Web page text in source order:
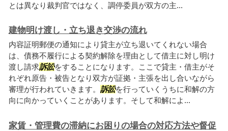
とは異なり裁判官ではなく、調停委員が双方の主...
建物明け渡し・立ち退き交渉の流れ
内容証明郵便の通知により貸主が立ち退いてくれない場合
は、債務不履行による契約解除を理由として借主に対し明け
渡し請求訴訟をすることになります。ここで貸主・借主がそ
れぞれ原告・被告となり双方が証拠・主張を出し合いながら
審理が行われていきます。 訴訟を行っていくうちに和解の方
向に向かっていくことがあります。そして和解によ...
家賃・管理費の滞納にお困りの場合の対応方法や督促